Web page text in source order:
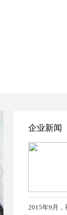
企业新闻
2015年9月